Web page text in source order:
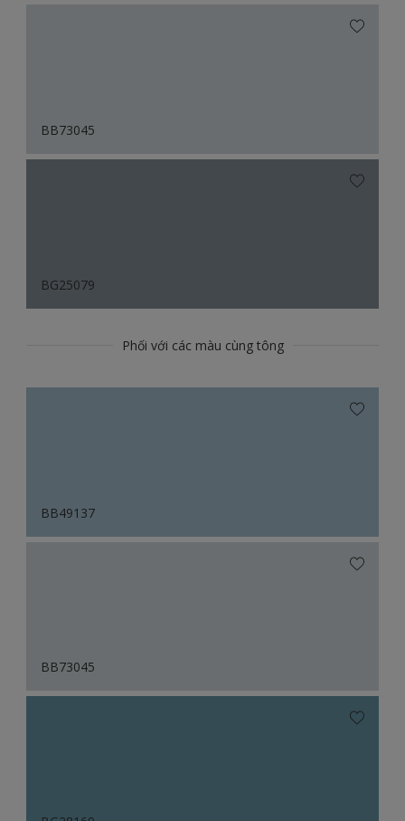
BB73045
BG25079
Phối với các màu cùng tông
BB49137
BB73045